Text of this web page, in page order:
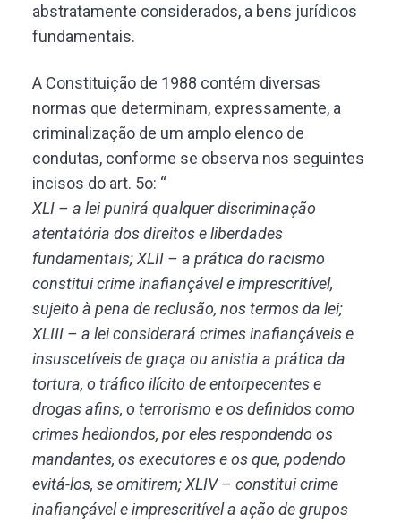
abstratamente considerados, a bens jurídicos
fundamentais.
A Constituição de 1988 contém diversas
normas que determinam, expressamente, a
criminalização de um amplo elenco de
condutas, conforme se observa nos seguintes
incisos do art. 5o: “
XLI – a lei punirá qualquer discriminação
atentatória dos direitos e liberdades
fundamentais; XLII – a prática do racismo
constitui crime inafiançável e imprescritível,
sujeito à pena de reclusão, nos termos da lei;
XLIII – a lei considerará crimes inafiançáveis e
insuscetíveis de graça ou anistia a prática da
tortura, o tráfico ilícito de entorpecentes e
drogas afins, o terrorismo e os definidos como
crimes hediondos, por eles respondendo os
mandantes, os executores e os que, podendo
evitá-los, se omitirem; XLIV – constitui crime
inafiançável e imprescritível a ação de grupos